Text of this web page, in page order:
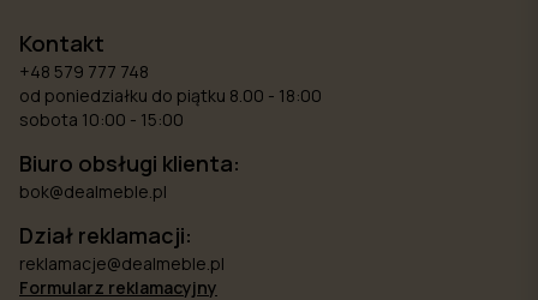
Kontakt
+48 579 777 748
od poniedziałku do piątku 8.00 - 18:00
sobota 10:00 - 15:00
Biuro obsługi klienta:
bok@dealmeble.pl
Dział reklamacji:
reklamacje@dealmeble.pl
Formularz reklamacyjny